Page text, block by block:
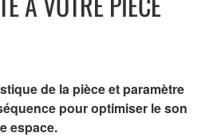
de la pièce et paramètre
pour optimiser le son
espace.